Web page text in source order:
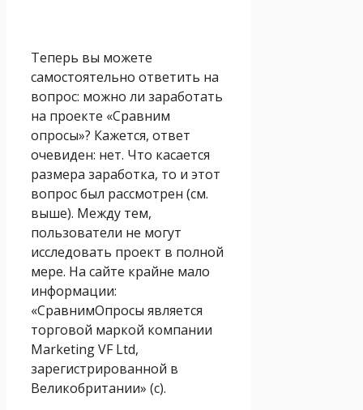
Теперь вы можете
самостоятельно ответить на
вопрос: можно ли заработать
на проекте «Сравним
опросы»? Кажется, ответ
очевиден: нет. Что касается
размера заработка, то и этот
вопрос был рассмотрен (см.
выше). Между тем,
пользователи не могут
исследовать проект в полной
мере. На сайте крайне мало
информации:
«СравнимОпросы является
торговой маркой компании
Marketing VF Ltd,
зарегистрированной в
Великобритании» (с).